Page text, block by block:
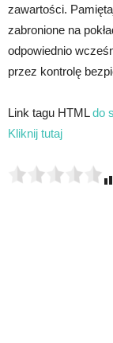
zawartości.
zabronione na
odpowiednio
przez kontrolę
Link tagu HTMLdo
Kliknij tutaj